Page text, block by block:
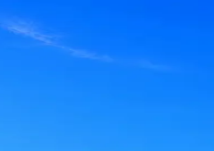
вилка, каналы